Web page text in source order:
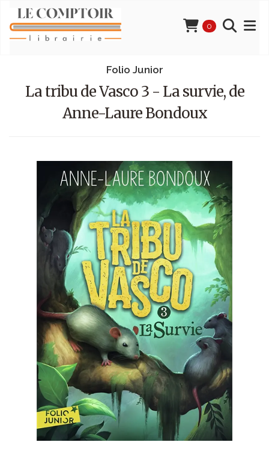
0
Folio Junior
La tribu de Vasco 3 - La survie, de
Anne-Laure Bondoux